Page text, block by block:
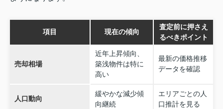
項目 現在の傾向
査定前に押さえ
るべきポイント
売却相場
近年上昇傾向、
築浅物件は特に
高い
最新の価格推移
データを確認
人口動向
緩やかな減少傾
向継続
エリアごとの人
口推計を見る